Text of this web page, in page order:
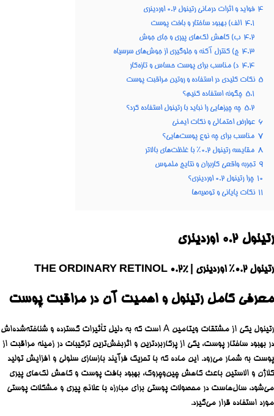
4 فواید و اثرات درمانی رتینول ۰.۲ اوردینری
4.1 الف) بهبود ساختار و بافت پوست
4.2 ب) کاهش لک‌های پیری و جای جوش
4.3 ج) کنترل آکنه و جلوگیری از جوش‌های سرسیاه
4.4 د) مناسب برای پوست حساس و تازه‌کار
5 نکات کلیدی در استفاده و روتین مراقبت پوست
5.1 چگونه استفاده کنیم؟
5.2 چه چیزهایی را نباید با رتینول استفاده کرد؟
6 عوارض احتمالی و نکات ایمنی
7 مناسب برای چه نوع پوست‌هایی؟
8 مقایسه رتینول ۰.۲٪ با غلظت‌های بالاتر
9 تجربه واقعی کاربران و نتایج ملموس
10 چرا رتینول ۰.۲ اوردینری؟
11 نکات پایانی و توصیه‌ها
رتینول ۰.۲ اوردینری
رتینول ۰.۲٪ اوردینری | THE ORDINARY RETINOL 0.2%
معرفی کامل رتینول و اهمیت آن در مراقبت پوست
رتینول یکی از مشتقات ویتامین A است که به دلیل تأثیرات گسترده و شناخته‌شده‌اش
در بهبود ساختار پوست، یکی از پرکاربردترین و اثربخش‌ترین ترکیبات در زمینه مراقبت از
پوست به شمار می‌رود. این ماده که با تحریک فرآیند بازسازی سلولی و افزایش تولید
کلاژن و الاستین باعث کاهش چین‌وچروک، بهبود بافت پوست و کاهش لک‌های پیری
می‌شود، سال‌هاست در محصولات پوستی برای مبارزه با علائم پیری و مشکلات پوستی
مورد استفاده قرار می‌گیرد.